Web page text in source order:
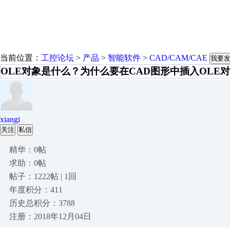
当前位置： 工控论坛 > 产品 > 智能软件 > CAD/CAM/CAE 我要
OLE对象是什么？为什么要在CAD图形中插入OLE对
xiangi
关注 私信
精华：0帖
求助：0帖
帖子：1222帖 | 1回
年度积分：411
历史总积分：3788
注册：2018年12月04日